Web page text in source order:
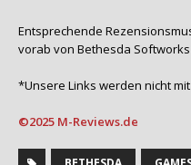
Entsprechende
vorab von Bethesda
*Unsere Links werden nicht
©2025 M-Reviews.de